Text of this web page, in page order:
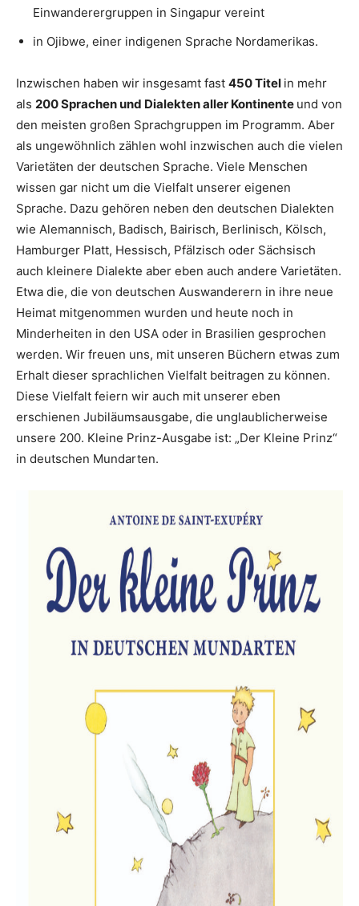
Einwanderergruppen in Singapur vereint
in Ojibwe, einer indigenen Sprache Nordamerikas.
Inzwischen haben wir insgesamt fast 450 Titel in mehr
als 200 Sprachen und Dialekten aller Kontinente und von
den meisten großen Sprachgruppen im Programm. Aber
als ungewöhnlich zählen wohl inzwischen auch die vielen
Varietäten der deutschen Sprache. Viele Menschen
wissen gar nicht um die Vielfalt unserer eigenen
Sprache. Dazu gehören neben den deutschen Dialekten
wie Alemannisch, Badisch, Bairisch, Berlinisch, Kölsch,
Hamburger Platt, Hessisch, Pfälzisch oder Sächsisch
auch kleinere Dialekte aber eben auch andere Varietäten.
Etwa die, die von deutschen Auswanderern in ihre neue
Heimat mitgenommen wurden und heute noch in
Minderheiten in den USA oder in Brasilien gesprochen
werden. Wir freuen uns, mit unseren Büchern etwas zum
Erhalt dieser sprachlichen Vielfalt beitragen zu können.
Diese Vielfalt feiern wir auch mit unserer eben
erschienen Jubiläumsausgabe, die unglaublicherweise
unsere 200. Kleine Prinz-Ausgabe ist: „Der Kleine Prinz“
in deutschen Mundarten.